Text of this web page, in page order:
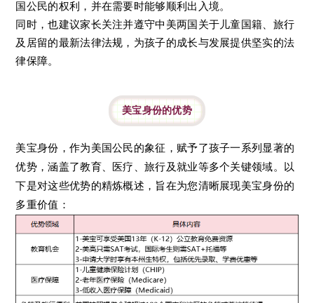
国公民的权利，并在需要时能够顺利出入境。
同时，也建议家长关注并遵守中美两国关于儿童国籍、旅行
及居留的最新法律法规，为孩子的成长与发展提供坚实的法
律保障。
美宝身份的优势
美宝身份，作为美国公民的象征，赋予了孩子一系列显著的
优势，涵盖了教育、医疗、旅行及就业等多个关键领域。以
下是对这些优势的精炼概述，旨在为您清晰展现美宝身份的
多重价值：